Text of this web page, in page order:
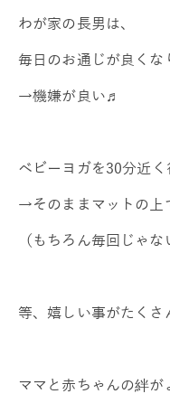
わが家の長男は、
毎日のお通じが良くな
→機嫌が良い♬
ベビーヨガを30分近
→そのままマットの上
（もちろん毎回じゃな
等、嬉しい事がたくさ
ママと赤ちゃんの絆